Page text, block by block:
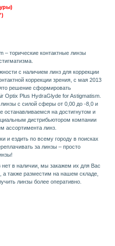
– торические контактные линзы
с наличием линз для коррекции
коррекции зрения, с мая 2013
решение сформировать
Optix Plus HydraGlyde for Astigmatism.
с силой сферы от 0,00 до -8,0 и
останавливаемся на достигнутом и
дистрибьютором компании
ассортимента линз.
и ездить по всему городу в поисках
за линзы – просто
в наличии, мы закажем их для Вас
а также разместим на нашем складе,
линзы более оперативно.